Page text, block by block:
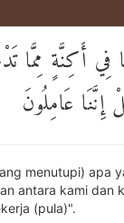
فِي أَكِنَّةٍ مِمَّا
عَامِلُونَ
menutupi) apa
antara kami dan
(pula)".